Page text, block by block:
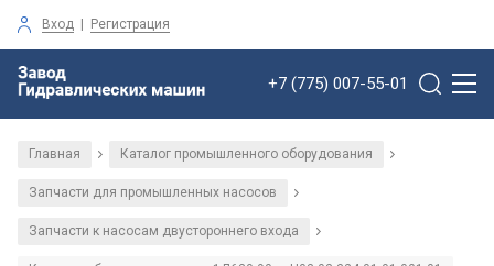
Вход | Регистрация
+7 (775) 007-55-01
Главная / Каталог промышленного оборудования /
Запчасти для промышленных насосов /
Запчасти к насосам двустороннего входа /